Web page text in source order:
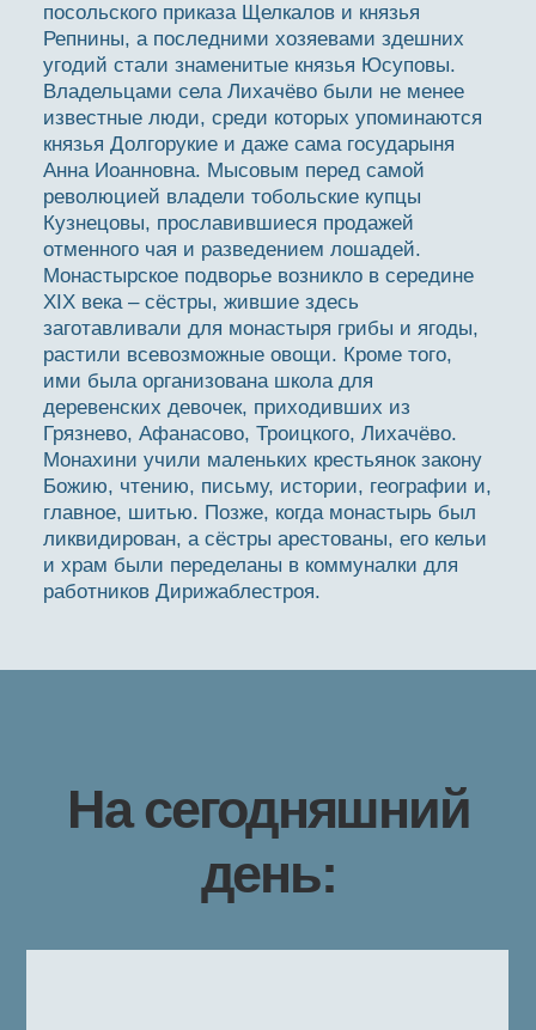
посольского приказа Щелкалов и князья
Репнины, а последними хозяевами здешних
угодий стали знаменитые князья Юсуповы.
Владельцами села Лихачёво были не менее
известные люди, среди которых упоминаются
князья Долгорукие и даже сама государыня
Анна Иоанновна. Мысовым перед самой
революцией владели тобольские купцы
Кузнецовы, прославившиеся продажей
отменного чая и разведением лошадей.
Монастырское подворье возникло в середине
XIX века – сёстры, жившие здесь
заготавливали для монастыря грибы и ягоды,
растили всевозможные овощи. Кроме того,
ими была организована школа для
деревенских девочек, приходивших из
Грязнево, Афанасово, Троицкого, Лихачёво.
Монахини учили маленьких крестьянок закону
Божию, чтению, письму, истории, географии и,
главное, шитью. Позже, когда монастырь был
ликвидирован, а сёстры арестованы, его кельи
и храм были переделаны в коммуналки для
работников Дирижаблестроя.
На сегодняшний
день: